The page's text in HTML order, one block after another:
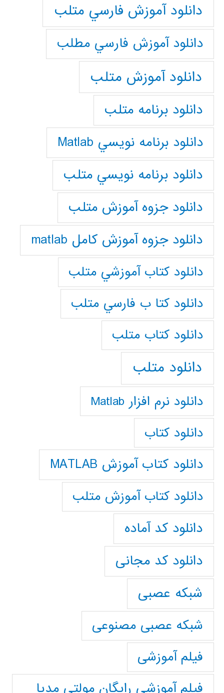
دانلود آموزش فارسي متلب
دانلود آموزش فارسي مطلب
دانلود آموزش متلب
دانلود برنامه متلب
دانلود برنامه نويسي Matlab
دانلود برنامه نويسي متلب
دانلود جزوه آموزش متلب
دانلود جزوه آموزش کامل matlab
دانلود كتاب آموزشي متلب
دانلود كتا ب فارسي متلب
دانلود كتاب متلب
دانلود متلب
دانلود نرم افزار Matlab
دانلود کتاب
دانلود کتاب آموزش MATLAB
دانلود کتاب آموزش متلب
دانلود کد آماده
دانلود کد مجانی
شبکه عصبی
شبکه عصبی مصنوعی
فیلم آموزشی
فیلم آموزشی رایگان مولتی مدیا